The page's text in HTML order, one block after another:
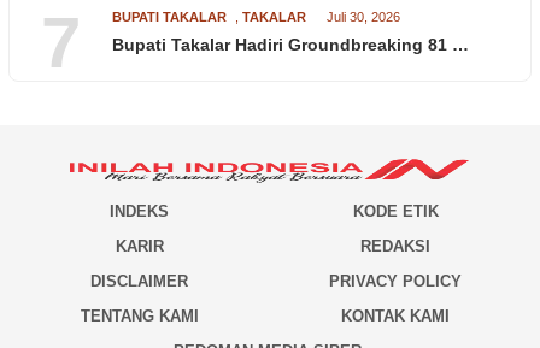
7 BUPATI TAKALAR TAKALAR Juli 30, 2026
Bupati Takalar Hadiri Groundbreaking 81 …
INDEKS
KODE ETIK
KARIR
REDAKSI
DISCLAIMER
PRIVACY POLICY
TENTANG KAMI
KONTAK KAMI